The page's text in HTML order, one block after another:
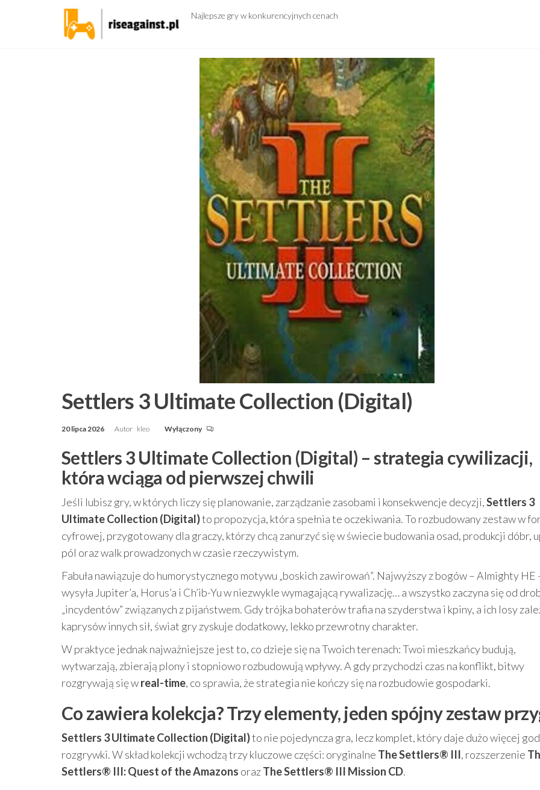
Najlepsze gry w konkurencyjnych cenach
Settlers 3 Ultimate Collection (Digital)
20 lipca 2026 Autor kleo Wyłączony
Settlers 3 Ultimate Collection (Digital) – strategia cywilizacji,
która wciąga od pierwszej chwili
Jeśli lubisz gry, w których liczy się planowanie, zarządzanie zasobami i konsekwencje decyzji,Settlers 3
Ultimate Collection (Digital)to propozycja, która spełnia te oczekiwania. To rozbudowany zestaw w
cyfrowej, przygotowany dla graczy, którzy chcą zanurzyć się w świecie budowania osad, produkcji dóbr,
pól oraz walk prowadzonych w czasie rzeczywistym.
Fabuła nawiązuje do humorystycznego motywu „boskich zawirowań”. Najwyższy z bogów – Almighty HE
wysyła Jupiter’a, Horus’a i Ch’ib-Yu w niezwykle wymagającą rywalizację… a wszystko zaczyna się od
„incydentów” związanych z pijaństwem. Gdy trójka bohaterów trafia na szyderstwa i kpiny, a ich losy
kaprysów innych sił, świat gry zyskuje dodatkowy, lekko przewrotny charakter.
W praktyce jednak najważniejsze jest to, co dzieje się na Twoich terenach: Twoi mieszkańcy budują,
wytwarzają, zbierają plony i stopniowo rozbudowują wpływy. A gdy przychodzi czas na konflikt, bitwy
rozgrywają się wreal-time, co sprawia, że strategia nie kończy się na rozbudowie gospodarki.
Co zawiera kolekcja? Trzy elementy, jeden spójny zestaw
Settlers 3 Ultimate Collection (Digital)to nie pojedyncza gra, lecz komplet, który daje dużo więcej
rozgrywki. W skład kolekcji wchodzą trzy kluczowe części: oryginalne The Settlers® III, rozszerzenie
Settlers® III: Quest of the Amazons orazThe Settlers® III Mission CD.